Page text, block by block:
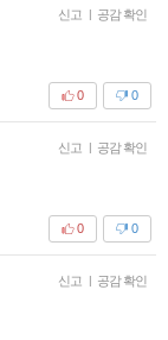
신고 | 공감 확인
0
0
신고 | 공감 확인
0
0
신고 | 공감 확인